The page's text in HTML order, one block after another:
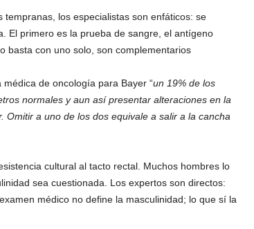
los especialistas son enfáticos: se
El primero es la prueba de sangre, el antígeno
basta con uno solo, son complementarios
de oncología para Bayer “un 19% de los
normales y aun así presentar alteraciones en la
a uno de los dos equivale a salir a la cancha
cultural al tacto rectal. Muchos hombres lo
sea cuestionada. Los expertos son directos:
médico no define la masculinidad; lo que sí la